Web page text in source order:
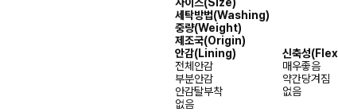
사이즈(Size)
세탁방법(Washing)
중량(Weight)
제조국(Origin)
안감(Lining)
신축성
전체안감
매우좋음
부분안감
약간당겨짐
안감탈부착
없음
없음